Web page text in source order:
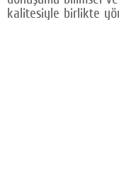
kalitesiyle birlikte